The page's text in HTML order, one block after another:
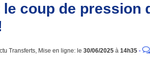
le coup de pression
Transferts, Mise en ligne: le 30/06/2025 à 14h35 -